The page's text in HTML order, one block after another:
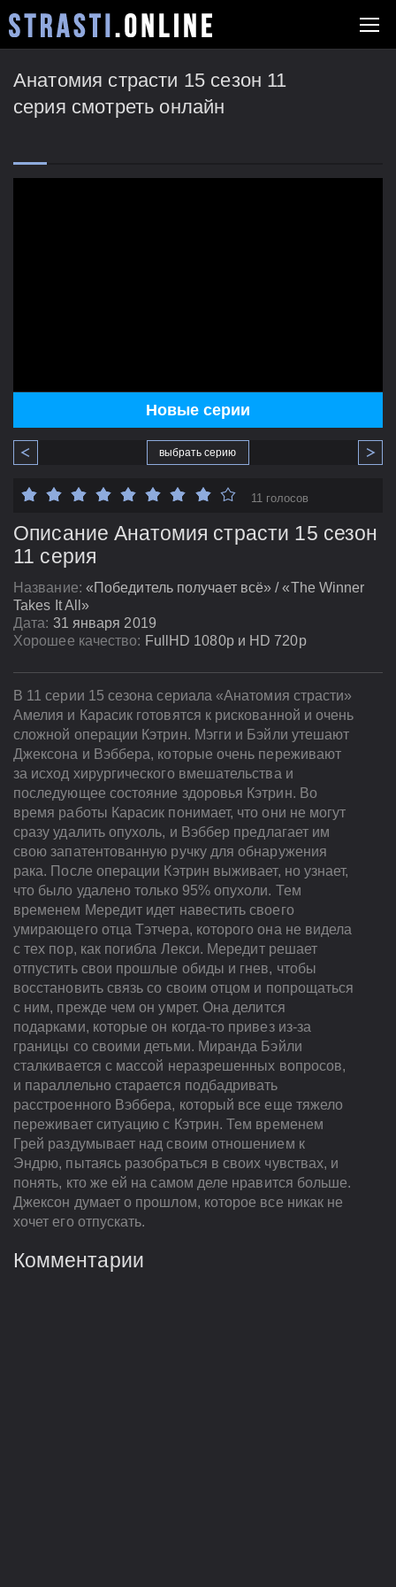
Анатомия страсти 15 сезон 11
серия смотреть онлайн
Новые серии
выбрать серию
Описание Анатомия страсти 15 сезон
11 серия
Название: «Победитель получает всё» / «The Winner
Takes It All»
Дата: 31 января 2019
Хорошее качество: FullHD 1080p и HD 720p
11 голосов
В 11 серии 15 сезона сериала «Анатомия страсти»
Амелия и Карасик готовятся к рискованной и очень
сложной операции Кэтрин. Мэгги и Бэйли утешают
Джексона и Вэббера, которые очень переживают
за исход хирургического вмешательства и
последующее состояние здоровья Кэтрин. Во
время работы Карасик понимает, что они не могут
сразу удалить опухоль, и Вэббер предлагает им
свою запатентованную ручку для обнаружения
рака. После операции Кэтрин выживает, но узнает,
что было удалено только 95% опухоли. Тем
временем Мередит идет навестить своего
умирающего отца Тэтчера, которого она не видела
с тех пор, как погибла Лекси. Мередит решает
отпустить свои прошлые обиды и гнев, чтобы
восстановить связь со своим отцом и попрощаться
с ним, прежде чем он умрет. Она делится
подарками, которые он когда-то привез из-за
границы со своими детьми. Миранда Бэйли
сталкивается с массой неразрешенных вопросов,
и параллельно старается подбадривать
расстроенного Вэббера, который все еще тяжело
переживает ситуацию с Кэтрин. Тем временем
Грей раздумывает над своим отношением к
Эндрю, пытаясь разобраться в своих чувствах, и
понять, кто же ей на самом деле нравится больше.
Джексон думает о прошлом, которое все никак не
хочет его отпускать.
Комментарии